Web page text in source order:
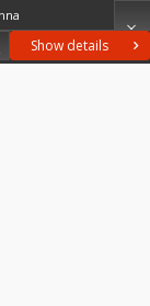
Show details